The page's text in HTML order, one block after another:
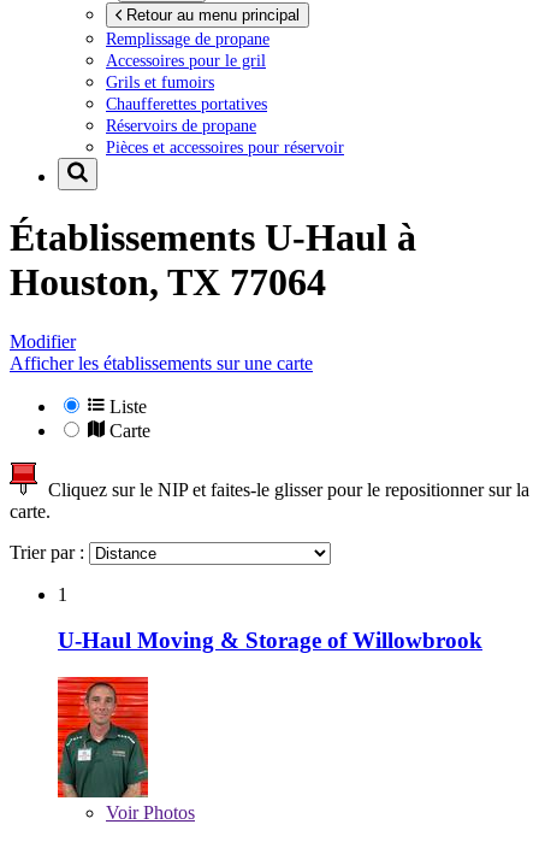
Retour au menu principal
Remplissage de propane
Accessoires pour le gril
Grils et fumoirs
Chaufferettes portatives
Réservoirs de propane
Pièces et accessoires pour réservoir
Établissements U-Haul à
Houston, TX 77064
Modifier
Afficher les établissements sur une carte
Liste
Carte
Cliquez sur le NIP et faites-le glisser pour le repositionner sur la
carte.
Trier par :
1
U-Haul Moving & Storage of Willowbrook
VoirPhotos